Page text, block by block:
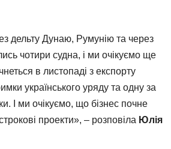
дельту Дунаю, Румунію та через
чотири судна, і ми очікуємо ще
в листопаді з експорту
українського уряду та одну за
І ми очікуємо, що бізнес почне
проекти», – розповіла Юлія